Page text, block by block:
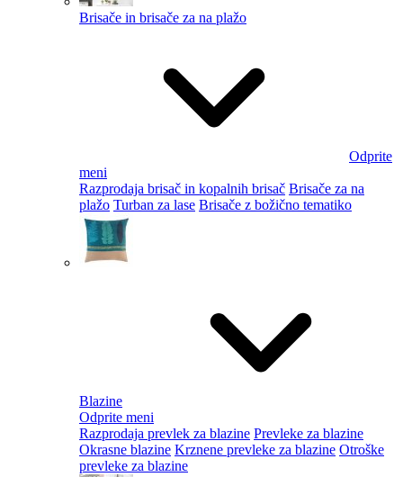
Brisače in brisače za na plažo
Odprite
meni
Razprodaja brisač in kopalnih brisač Brisače za na
plažo Turban za lase Brisače z božično tematiko
Blazine
Odprite meni
Razprodaja prevlek za blazine Prevleke za blazine
Okrasne blazine Krznene prevleke za blazine Otroške
prevleke za blazine